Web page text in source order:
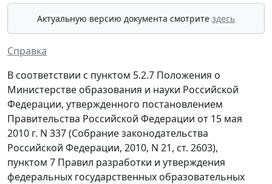
Актуальную версию документа смотрите здесь
Справка
В соответствии с пунктом 5.2.7 Положения о
Министерстве образования и науки Российской
Федерации, утвержденного постановлением
Правительства Российской Федерации от 15 мая
2010 г. N 337 (Собрание законодательства
Российской Федерации, 2010, N 21, ст. 2603),
пунктом 7 Правил разработки и утверждения
федеральных государственных образовательных